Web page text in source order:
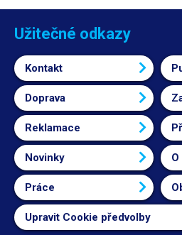
Užitečné odkazy
Kontakt
Doprava
Reklamace
Novinky
Práce
Upravit Cookie předvolby